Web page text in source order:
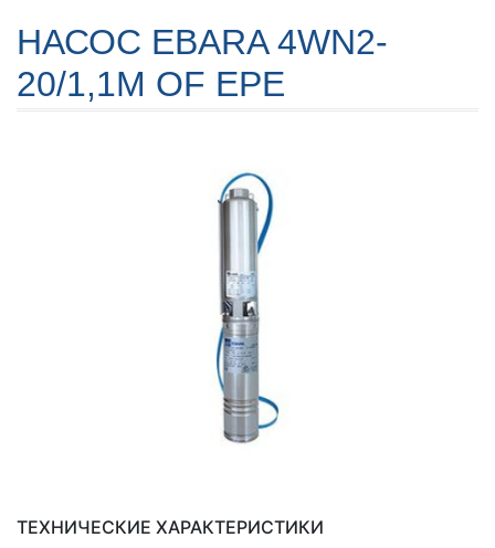
НАСОС EBARA 4WN2-
20/1,1M OF EPE
ТЕХНИЧЕСКИЕ ХАРАКТЕРИСТИКИ